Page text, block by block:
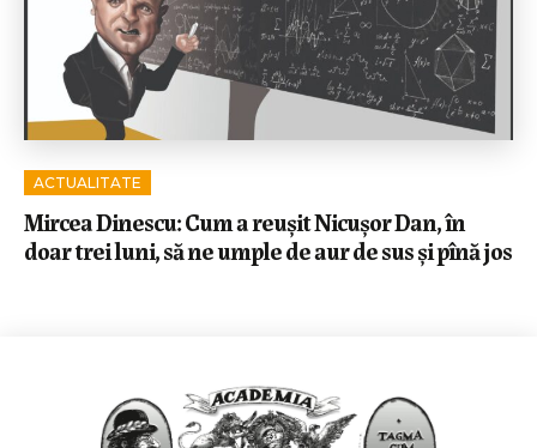
ACTUALITATE
Mircea Dinescu: Cum a reușit Nicușor Dan, în
doar trei luni, să ne umple de aur de sus și pînă jos